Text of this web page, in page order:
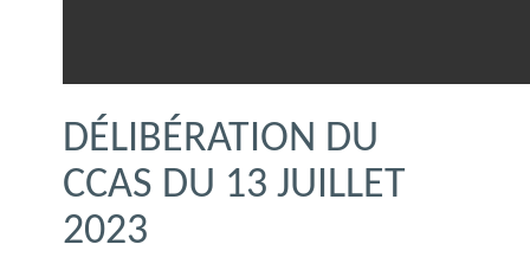
DÉLIBÉRATION DU
CCAS DU 13 JUILLET
2023